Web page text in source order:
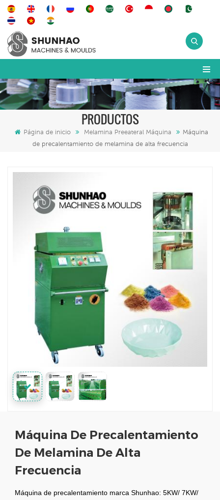
PRODUCTOS
Página de inicio Melamina Preeateral Máquina
Máquina
de precalentamiento de melamina de alta frecuencia
Máquina De Precalentamiento
De Melamina De Alta
Frecuencia
Máquina de precalentamiento marca Shunhao: 5KW/ 7KW/